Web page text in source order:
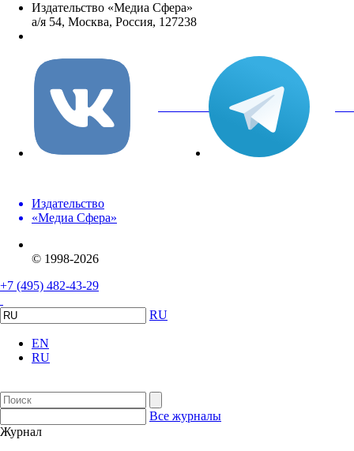
Издательство «Медиа Сфера»
а/я 54, Москва, Россия, 127238
вКонтакте
Издательство
«Медиа Сфера»
© 1998-2026
+7 (495) 482-43-29
RU
EN
RU
Все журналы
Журнал